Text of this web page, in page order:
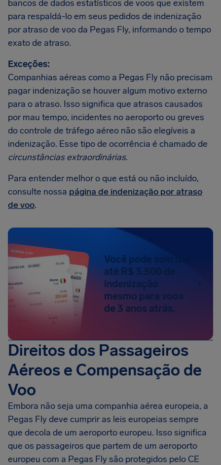
bancos de dados estatísticos de voos que existem
para respaldá-lo em seus pedidos de indenização
por atraso de voo da Pegas Fly, informando o tempo
exato de atraso.
Exceções:
Companhias aéreas como a Pegas Fly não precisam
pagar indenização se houver algum motivo externo
para o atraso. Isso significa que atrasos causados
por mau tempo, incidentes no aeroporto ou greves
do controle de tráfego aéreo não são elegíveis a
indenização. Esse tipo de ocorrência é chamado de
circunstâncias extraordinárias.
Para entender melhor o que está ou não incluído,
consulte nossa página de indenização por atraso
de voo.
Você pode solicitar
até R$ 3.500 de
indenização
mesmo para voos
de 3 anos atrás.
Direitos dos Passageiros
Aéreos e Compensação de
Voo
Embora não seja uma companhia aérea europeia, a
Pegas Fly deve cumprir as leis europeias sempre
que decola de um aeroporto europeu. Isso significa
que os passageiros que partem de um aeroporto
europeu com a Pegas Fly são protegidos pelo CE